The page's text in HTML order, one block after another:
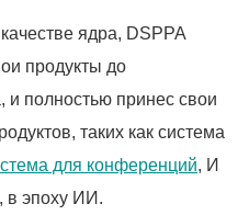
ядра, DSPPA
продукты до
и полностью принес свои
таких как система
для конференций, И
в эпоху ИИ.